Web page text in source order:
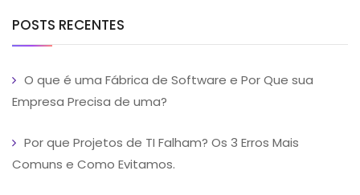
POSTS RECENTES
O que é uma Fábrica de Software e Por Que sua
Empresa Precisa de uma?
Por que Projetos de TI Falham? Os 3 Erros Mais
Comuns e Como Evitamos.